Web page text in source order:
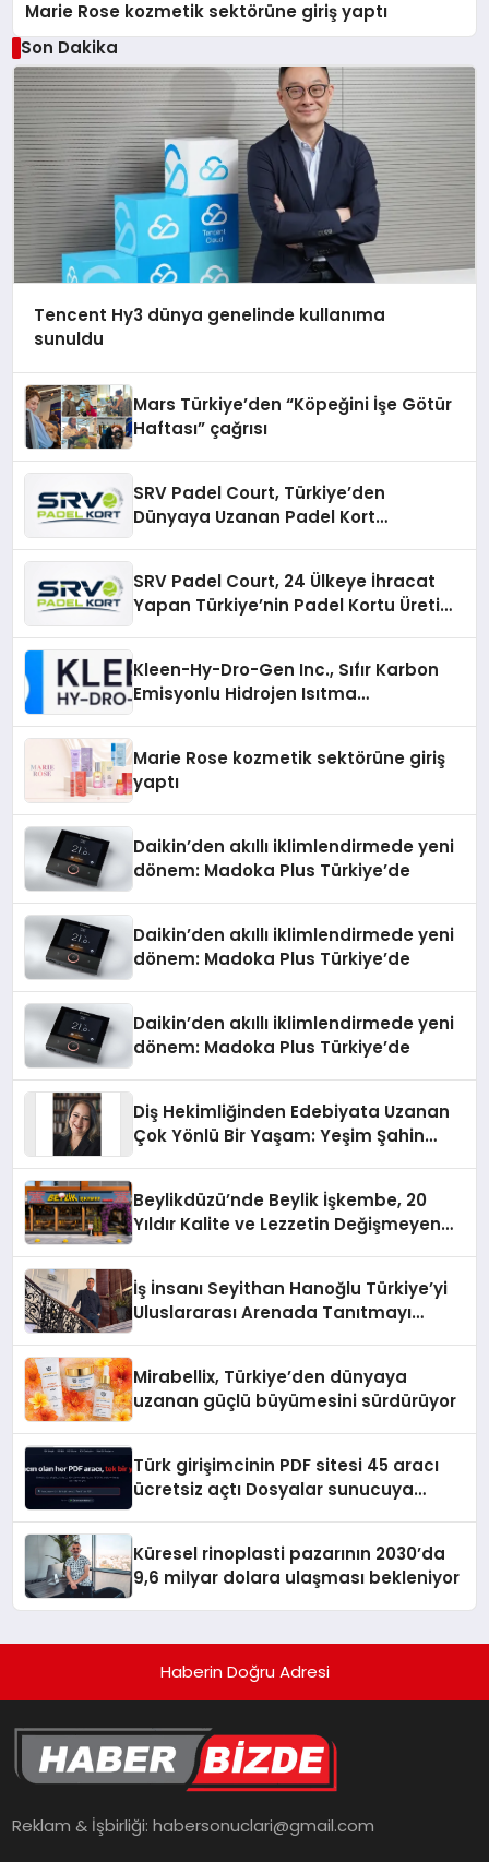
Marie Rose kozmetik sektörüne giriş yaptı
Son Dakika
Tencent Hy3 dünya genelinde kullanıma
sunuldu
Mars Türkiye’den “Köpeğini İşe Götür
Haftası” çağrısı
SRV Padel Court, Türkiye’den
Dünyaya Uzanan Padel Kort
SRV Padel Court, 24 Ülkeye İhracat
Yapan Türkiye’nin Padel Kortu Üretim
Kleen-Hy-Dro-Gen Inc., Sıfır Karbon
Emisyonlu Hidrojen Isıtma
Marie Rose kozmetik sektörüne giriş
yaptı
Daikin’den akıllı iklimlendirmede yeni
dönem: Madoka Plus Türkiye’de
Daikin’den akıllı iklimlendirmede yeni
dönem: Madoka Plus Türkiye’de
Daikin’den akıllı iklimlendirmede yeni
dönem: Madoka Plus Türkiye’de
Diş Hekimliğinden Edebiyata Uzanan
Çok Yönlü Bir Yaşam: Yeşim Şahin
Beylikdüzü’nde Beylik İşkembe, 20
Yıldır Kalite ve Lezzetin Değişmeyen
İş İnsanı Seyithan Hanoğlu Türkiye’yi
Uluslararası Arenada Tanıtmayı
Mirabellix, Türkiye’den dünyaya
uzanan güçlü büyümesini sürdürüyor
Türk girişimcinin PDF sitesi 45 aracı
ücretsiz açtı Dosyalar sunucuya
Küresel rinoplasti pazarının 2030’da
9,6 milyar dolara ulaşması bekleniyor
Haberin Doğru Adresi
Reklam & İşbirliği:habersonuclari@gmail.com